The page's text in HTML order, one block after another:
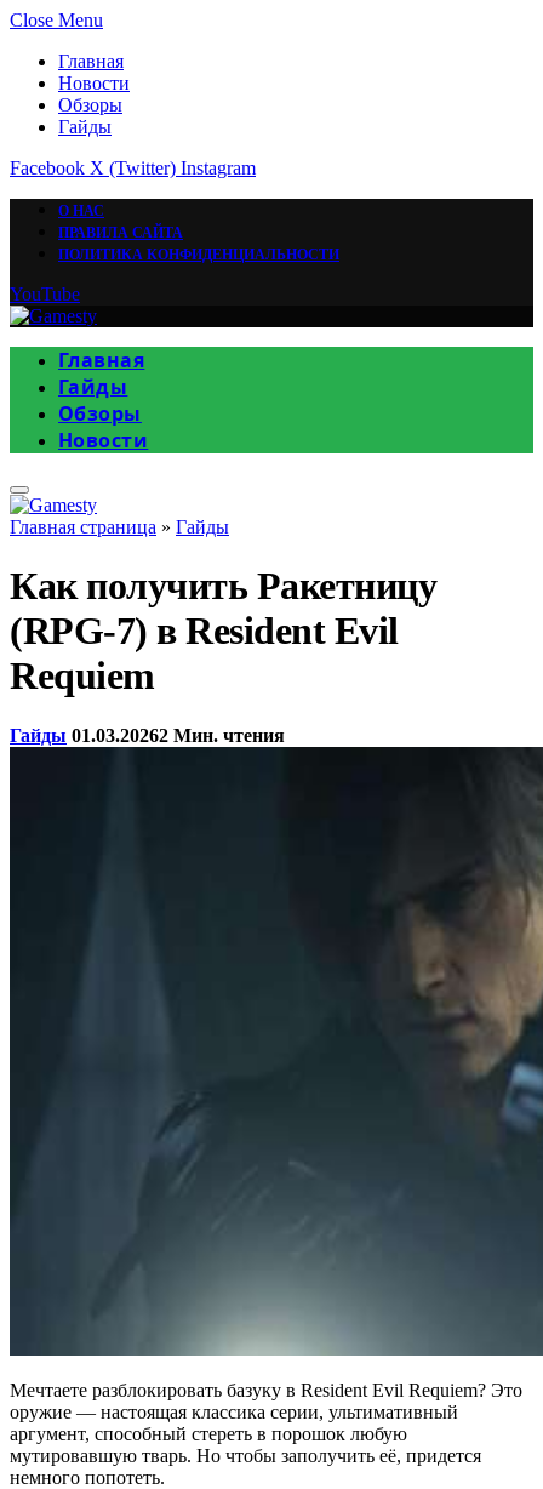
Close Menu
Главная
Новости
Обзоры
Гайды
Facebook X (Twitter) Instagram
О НАС
ПРАВИЛА САЙТА
ПОЛИТИКА КОНФИДЕНЦИАЛЬНОСТИ
YouTube
Главная
Гайды
Обзоры
Новости
Главная страница » Гайды
Как получить Ракетницу
(RPG-7) в Resident Evil
Requiem
Гайды 01.03.20262 Мин. чтения
Мечтаете разблокировать базуку в Resident Evil Requiem? Это
оружие — настоящая классика серии, ультимативный
аргумент, способный стереть в порошок любую
мутировавшую тварь. Но чтобы заполучить её, придется
немного попотеть.